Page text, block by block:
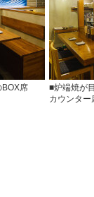
席
■炉端焼が
カウンター